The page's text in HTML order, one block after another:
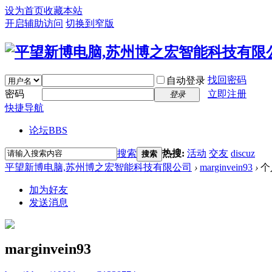
设为首页收藏本站
开启辅助访问 切换到窄版
自动登录 找回密码
密码
登录
立即注册
快捷导航
论坛BBS
搜索 搜索 热搜: 活动 交友 discuz
平望新博电脑,苏州博之宏智能科技有限公司 › marginvein93 › 个
加为好友
发送消息
marginvein93